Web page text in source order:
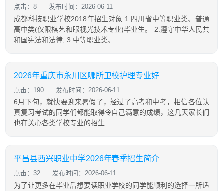
点击：8 发布时间：2026-06-11
成都科技职业学校2018年招生对象 1.四川省中等职业类、普通
高中类(仅限棋艺和眼视光技术专业)毕业生。 2.遵守中华人民共
和国宪法和法律; 3.中等职业类、
2026年重庆市永川区哪所卫校护理专业好
点击：190 发布时间：2026-06-11
6月下旬，就快要迎来暑假了，经过了高考和中考，相信各位认
真复习考试的同学们都能取得令自己满意的成绩，这几天家长们
也在关心各类学校专业的招生
平昌县西兴职业中学2026年春季招生简介
点击：32 发布时间：2026-06-11
为了让更多在毕业后想要读职业学校的同学能顺利的选择一所适